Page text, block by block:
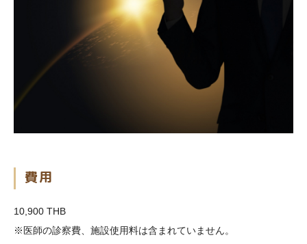
費用
10,900 THB
※医師の診察費、施設使用料は含まれていません。